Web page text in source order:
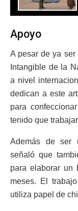
Apoyo
A pesar de ya ser
Intangible de la
a nivel
dedican a este
para
tenido que
Además de ser
señaló que
para elaborar un
meses. El
utiliza papel de